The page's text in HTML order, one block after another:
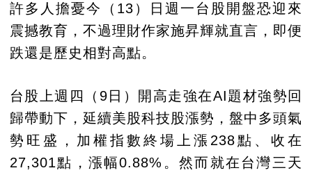
許多人擔憂今（13）日週一台股開盤恐迎來
震撼教育，不過理財作家施昇輝就直言，即便
跌還是歷史相對高點。
台股上週四（9日）開高走強在AI題材強勢回
歸帶動下，延續美股科技股漲勢，盤中多頭氣
勢旺盛，加權指數終場上漲238點、收在
27,301點，漲幅0.88%。然而就在台灣三天